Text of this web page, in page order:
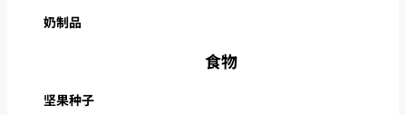
奶制品
食物
坚果种子